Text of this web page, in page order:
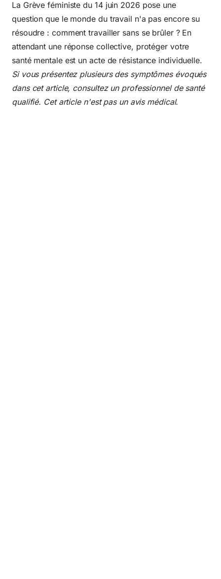
La Grève féministe du 14 juin 2026 pose une
question que le monde du travail n'a pas encore su
résoudre : comment travailler sans se brûler ? En
attendant une réponse collective, protéger votre
santé mentale est un acte de résistance individuelle.
Si vous présentez plusieurs des symptômes évoqués
dans cet article, consultez un professionnel de santé
qualifié. Cet article n'est pas un avis médical.